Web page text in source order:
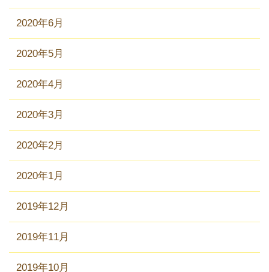
2020年6月
2020年5月
2020年4月
2020年3月
2020年2月
2020年1月
2019年12月
2019年11月
2019年10月